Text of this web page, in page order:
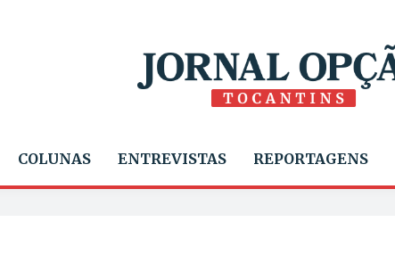
COLUNAS ENTREVISTAS REPORTAGENS